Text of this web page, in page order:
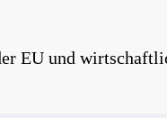
EU und